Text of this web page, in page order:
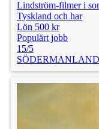
Lindström-filmer i
Tyskland och har
Lön 500 kr
Populärt jobb
15/5
SÖDERMANLAND